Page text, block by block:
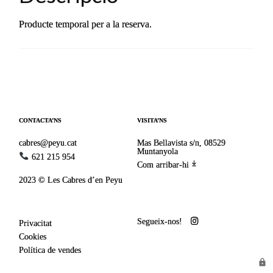
Producte temporal per a la reserva.
CONTACTA’NS
cabres@peyu.cat
621 215 954
2023 © Les Cabres d’en Peyu
VISITA’NS
Mas Bellavista s/n, 08529
Muntanyola
Com arribar-hi
Privacitat
Cookies
Política de vendes
Segueix-nos!
lock